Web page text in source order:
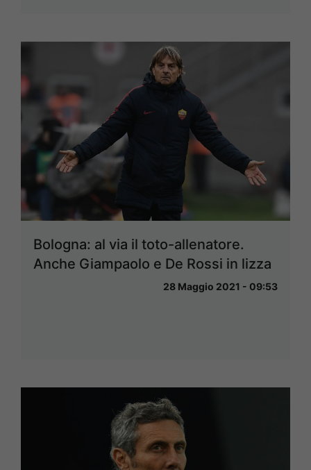
Bologna: al via il toto-allenatore.
Anche Giampaolo e De Rossi in lizza
28 Maggio 2021 - 09:53